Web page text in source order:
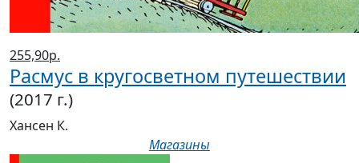
255,90р.
Расмус в кругосветном путешествии
(2017 г.)
Хансен К.
Магазины